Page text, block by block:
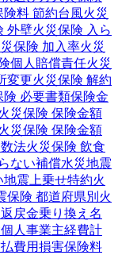
険料 節約台風火災
外壁火災保険 入ら
保険 加入率火災
個人賠償責任火災
変更火災保険 解約
険 必要書類保険金
災保険 保険金額
災保険 保険金額
法火災保険 飲食
ない補償水災地震
地震上乗せ特約火
保険 都道府県別 火
戻金乗り換え 名
個人事業主経費計
費用損害保険料